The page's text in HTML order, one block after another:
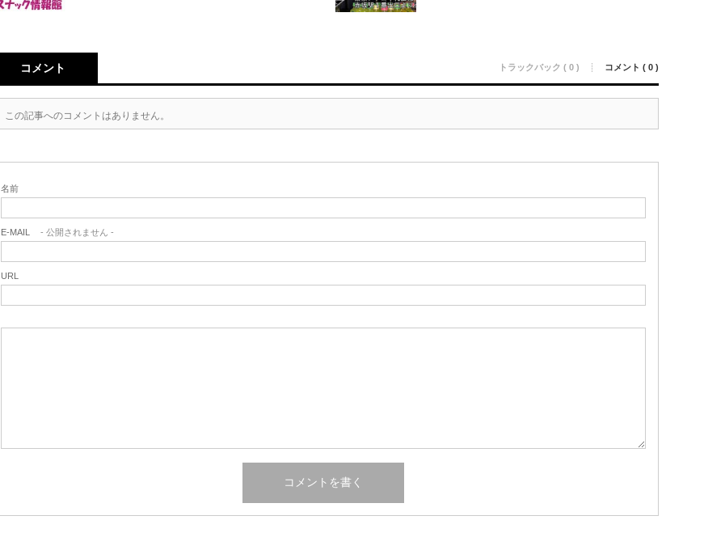
コメント トラックバック ( 0 ) コメント ( 0 )
この記事へのコメントはありません。
名前
E-MAIL - 公開されません -
URL